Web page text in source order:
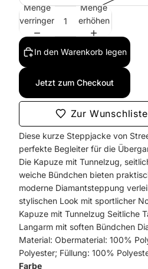
Menge
verringern
Menge
erhöhen
In den Warenkorb legen
Jetzt zum Checkout
Zur
Diese kurze Steppjacke von
perfekte Begleiter für die
Die Kapuze mit Tunnelzug,
weiche Bündchen bieten
moderne Diamantsteppung
stylischen Look mit sportlicher
Kapuze mit Tunnelzug Seitliche
Langarm mit soften Bündchen
Material: Obermaterial: 100%
Polyester; Füllung: 100%
Farbe